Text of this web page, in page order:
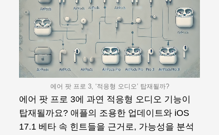
에어 팟 프로 3, ‘적응형 오디오’ 탑재될까?
에어 팟 프로 3에 과연 적응형 오디오 기능이
탑재될까요? 애플의 조용한 업데이트와 iOS
17.1 베타 속 힌트들을 근거로, 가능성을 분석